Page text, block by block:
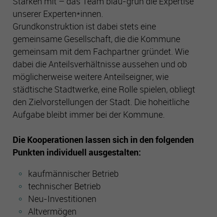
unserer Experten*innen.
Grundkonstruktion ist dabei stets eine
gemeinsame Gesellschaft, die die Kommune
gemeinsam mit dem Fachpartner gründet. Wie
dabei die Anteilsverhältnisse aussehen und ob
möglicherweise weitere Anteilseigner, wie
städtische Stadtwerke, eine Rolle spielen, obliegt
den Zielvorstellungen der Stadt. Die hoheitliche
Aufgabe bleibt immer bei der Kommune.
Die Kooperationen lassen sich in den folgenden
Punkten individuell ausgestalten:
kaufmännischer Betrieb
technischer Betrieb
Neu-Investitionen
Altvermögen
Name php_session
Anbieter Gelsenwasser
Laufzeit Sitzungsdauer
Zweck Technische Funktionen der Seite
Cookie-Informationen anzeigen
Performance
Mithilfe dieser Cookies können wir Besuche und Traffic-
Quellen zählen, um die Performance unserer Seite zu
messen und zu verbessern. Sie helfen uns festzustellen,
welche Seiten am beliebtesten und welche am wenigsten
gefragt sind, und zu erkennen, wie sich Besucher auf den
Seiten bewegen. Alle Daten, die diese Cookies sammeln,
sind aggregiert und daher anonym. Wenn Sie diese Cookies
besucht haben, und können ihre Performance nicht
überprüfen.
Targeting und Werbe-Cookies
unsere Seite gesetzt werden. Sie können von diesen Firmen
genutzt und geteilt werden, um ein Profil Ihrer Interessen